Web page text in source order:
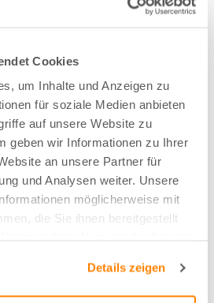
Cookies
um Inhalte und Anzeigen zu
für soziale Medien anbieten
auf unsere Website zu
geben wir Informationen zu Ihrer
an unsere Partner für
und Analysen weiter. Unsere
möglicherweise mit
die Sie ihnen bereitgestellt
Details zeigen
(BCI)